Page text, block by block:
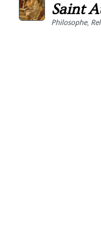
Saint
Philosophe,